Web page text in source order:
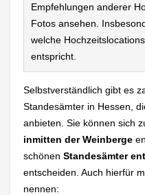
Empfehlungen anderer
Fotos ansehen.
welche
entspricht.
Selbstverständlich gibt es
Standesämter in Hessen,
anbieten. Sie können sich
inmitten der Weinberge
schönenStandesämter
entscheiden. Auch hierfür
nennen: